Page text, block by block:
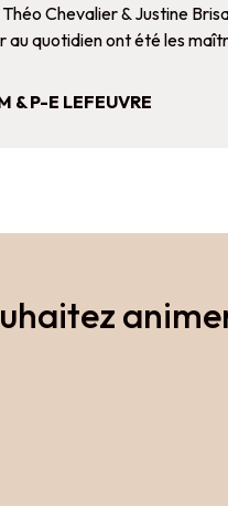
Théo Chevalier& Justine
au quotidien ont été les
& P-E LEFEUVRE